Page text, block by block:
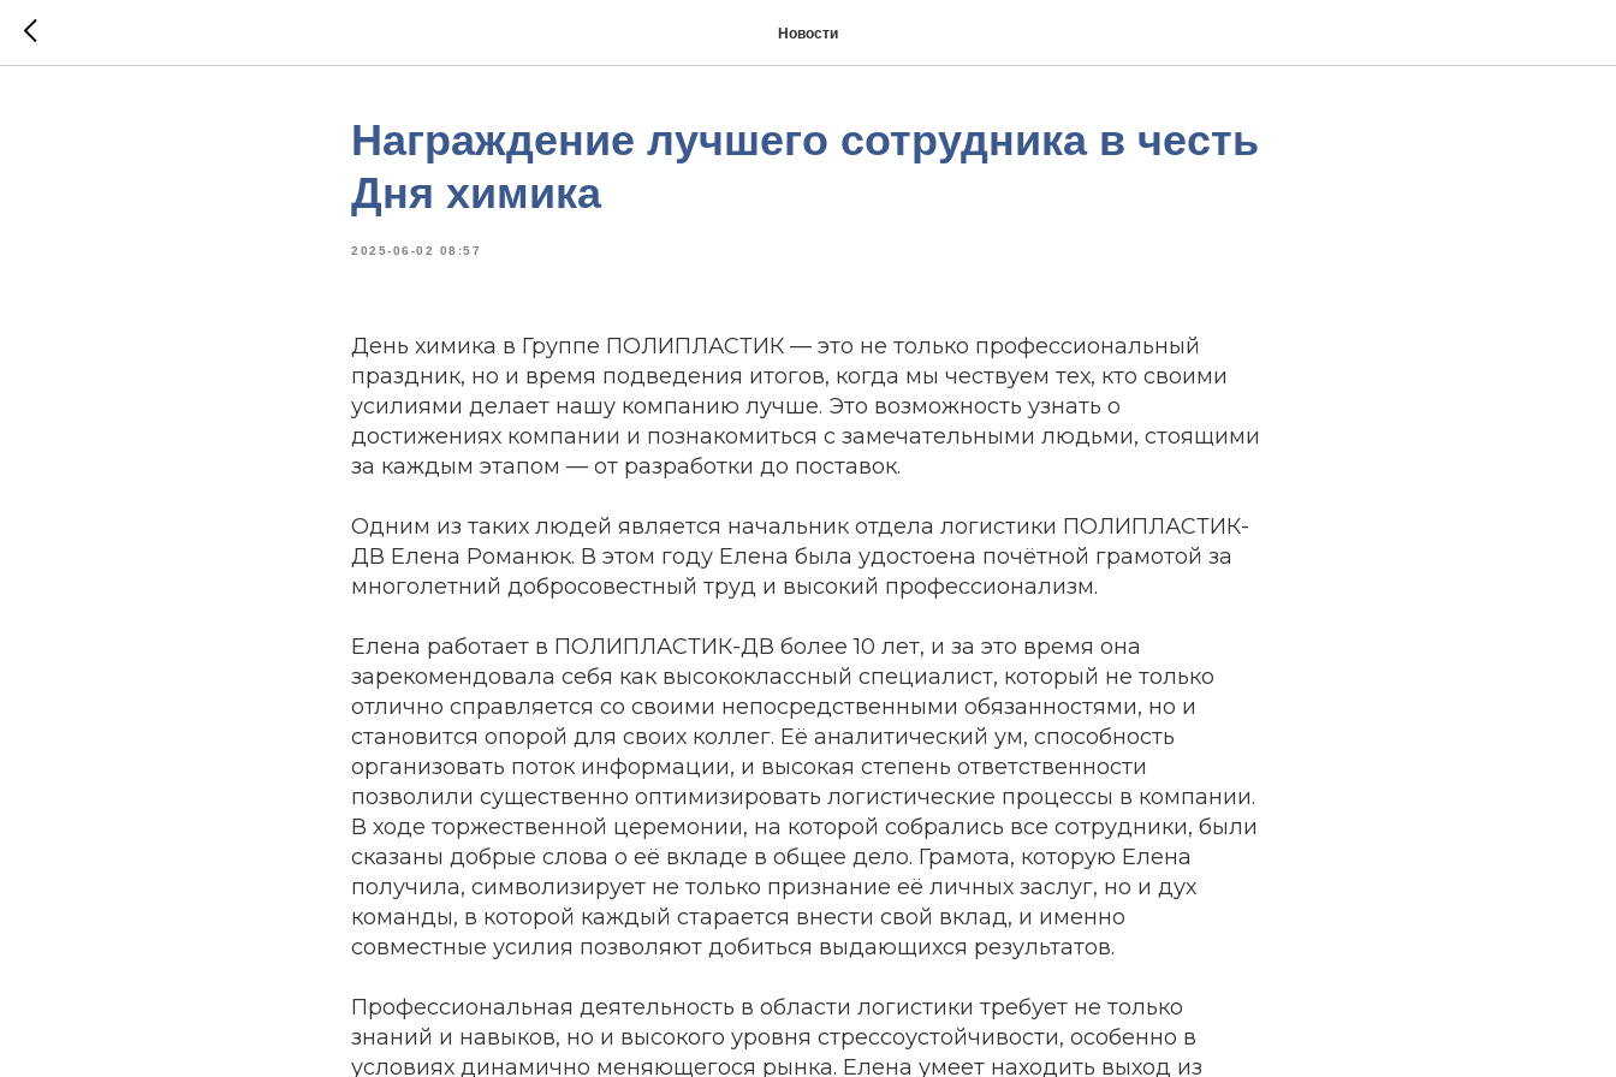
Новости
Награждение лучшего сотрудника в честь
Дня химика
2025-06-02 08:57
День химика в Группе ПОЛИПЛАСТИК — это не только профессиональный
праздник, но и время подведения итогов, когда мы чествуем тех, кто своими
усилиями делает нашу компанию лучше. Это возможность узнать о
достижениях компании и познакомиться с замечательными людьми, стоящими
за каждым этапом — от разработки до поставок.
Одним из таких людей является начальник отдела логистики ПОЛИПЛАСТИК-
ДВ Елена Романюк. В этом году Елена была удостоена почётной грамотой за
многолетний добросовестный труд и высокий профессионализм.
Елена работает в ПОЛИПЛАСТИК-ДВ более 10 лет, и за это время она
зарекомендовала себя как высококлассный специалист, который не только
отлично справляется со своими непосредственными обязанностями, но и
становится опорой для своих коллег. Её аналитический ум, способность
организовать поток информации, и высокая степень ответственности
позволили существенно оптимизировать логистические процессы в компании.
В ходе торжественной церемонии, на которой собрались все сотрудники, были
сказаны добрые слова о её вкладе в общее дело. Грамота, которую Елена
получила, символизирует не только признание её личных заслуг, но и дух
команды, в которой каждый старается внести свой вклад, и именно
совместные усилия позволяют добиться выдающихся результатов.
Профессиональная деятельность в области логистики требует не только
знаний и навыков, но и высокого уровня стрессоустойчивости, особенно в
условиях динамично меняющегося рынка. Елена умеет находить выход из